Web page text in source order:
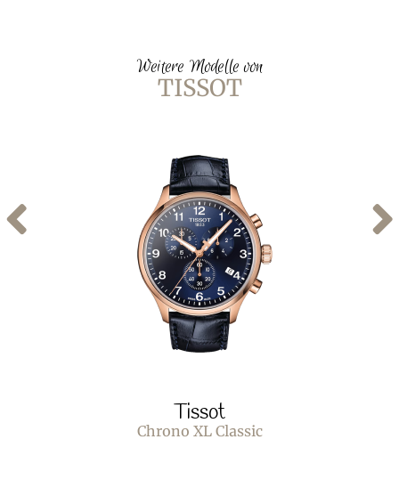
Weitere Modelle von
TISSOT
Tissot
Chrono XL Classic